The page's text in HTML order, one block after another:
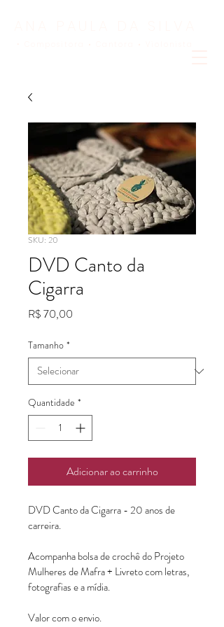
SKU: 20
DVD Canto da
Cigarra
R$ 70,00
Tamanho *
Quantidade *
Adicionar ao carrinho
DVD Canto da Cigarra - 20 anos de
carreira.
Acompanha bolsa de crochê do Projeto
Mulheres de Mafra + Livreto com letras,
fotografias e a mídia.
Valor com o envio.